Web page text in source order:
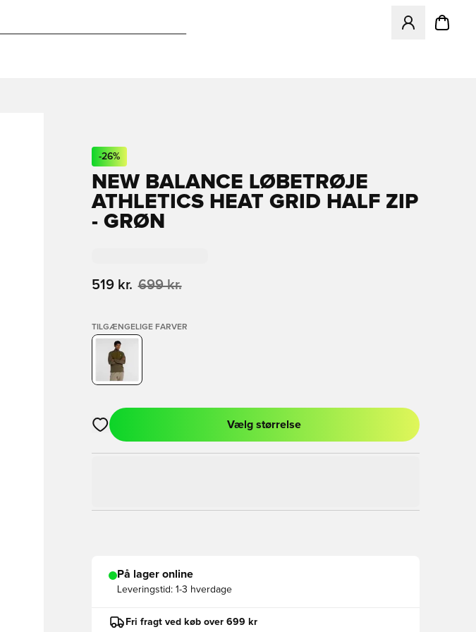
Åbner en
-26%
NEW BALANCE LØBETRØJE
ATHLETICS HEAT GRID HALF ZIP
- GRØN
519 kr. 699 kr.
TILGÆNGELIGE FARVER
Åbner en Modal til at logge ind eller tilmelde dig som medlem
Vælg størrelse
På lager online
Leveringstid: 1-3 hverdage
Fri fragt ved køb over 699 kr